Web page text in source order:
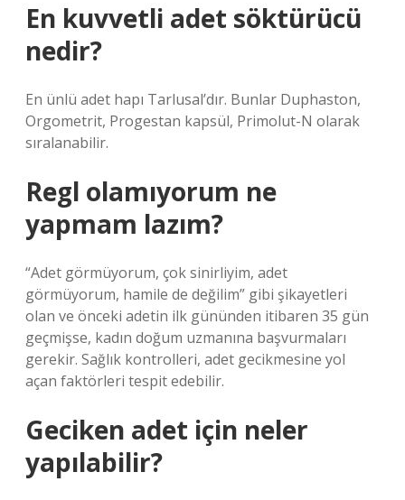
En kuvvetli adet söktürücü
nedir?
En ünlü adet hapı Tarlusal’dır. Bunlar Duphaston,
Orgometrit, Progestan kapsül, Primolut-N olarak
sıralanabilir.
Regl olamıyorum ne
yapmam lazım?
“Adet görmüyorum, çok sinirliyim, adet
görmüyorum, hamile de değilim” gibi şikayetleri
olan ve önceki adetin ilk gününden itibaren 35 gün
geçmişse, kadın doğum uzmanına başvurmaları
gerekir. Sağlık kontrolleri, adet gecikmesine yol
açan faktörleri tespit edebilir.
Geciken adet için neler
yapılabilir?